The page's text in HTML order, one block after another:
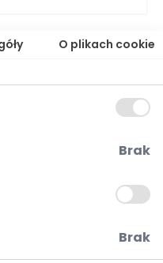
wykonywane u
O plikach cookie
Brak
Brak